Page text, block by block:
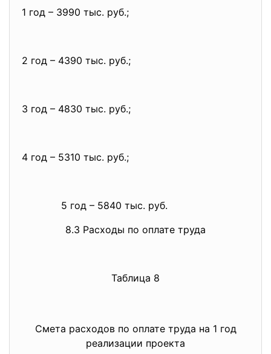
1 год – 3990 тыс. руб.;
2 год – 4390 тыс. руб.;
3 год – 4830 тыс. руб.;
4 год – 5310 тыс. руб.;
5 год – 5840 тыс. руб.
8.3 Расходы по оплате труда
Таблица 8
Смета расходов по оплате труда на 1 год
реализации проекта